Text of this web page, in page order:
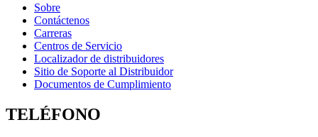
Sobre
Contáctenos
Carreras
Centros de Servicio
Localizador de distribuidores
Sitio de Soporte al Distribuidor
Documentos de Cumplimiento
TELÉFONO